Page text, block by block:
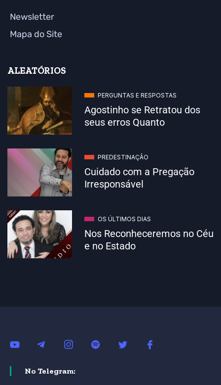
Newsletter
Mapa do Site
ALEATÓRIOS
PERGUNTAS E RESPOSTAS
Agostinho se Retratou dos
seus erros Quanto
PREDESTINAÇÃO
Cuidado com a Pregação
Irresponsável
OS ÚLTIMOS DIAS
Nos Reconheceremos no Céu
e no Estado
No Telegram: